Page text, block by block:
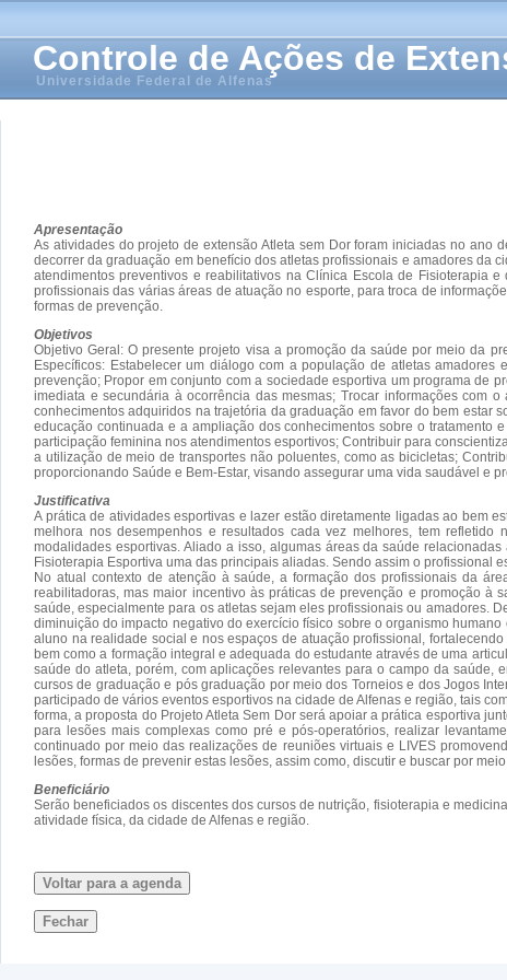
Controle de Ações de
Universidade Federal de Alfenas
Apresentação
As atividades do projeto de extensão Atleta sem Dor foram iniciadas no ano
decorrer da graduação em benefício dos atletas profissionais e amadores da
atendimentos preventivos e reabilitativos na Clínica Escola de Fisioterapia
profissionais das várias áreas de atuação no esporte, para troca de
formas de prevenção.
Objetivos
Objetivo Geral: O presente projeto visa a promoção da saúde por meio da
Específicos: Estabelecer um diálogo com a população de atletas
prevenção; Propor em conjunto com a sociedade esportiva um programa de
imediata e secundária à ocorrência das mesmas; Trocar informações com
conhecimentos adquiridos na trajetória da graduação em favor do bem estar
educação continuada e a ampliação dos conhecimentos sobre o tratamento
participação feminina nos atendimentos esportivos; Contribuir para
a utilização de meio de transportes não poluentes, como as bicicletas;
proporcionando Saúde e Bem-Estar, visando assegurar uma vida saudável e
Justificativa
A prática de atividades esportivas e lazer estão diretamente ligadas ao bem
melhora nos desempenhos e resultados cada vez melhores, tem
modalidades esportivas. Aliado a isso, algumas áreas da saúde
Fisioterapia Esportiva uma das principais aliadas. Sendo assim o profissional
No atual contexto de atenção à saúde, a formação dos profissionais da
reabilitadoras, mas maior incentivo às práticas de prevenção e promoção à
saúde, especialmente para os atletas sejam eles profissionais ou amadores.
diminuição do impacto negativo do exercício físico sobre o organismo
aluno na realidade social e nos espaços de atuação profissional,
bem como a formação integral e adequada do estudante através de uma
saúde do atleta, porém, com aplicações relevantes para o campo da saúde,
cursos de graduação e pós graduação por meio dos Torneios e dos Jogos
participado de vários eventos esportivos na cidade de Alfenas e região, tais
forma, a proposta do Projeto Atleta Sem Dor será apoiar a prática esportiva
para lesões mais complexas como pré e pós-operatórios, realizar
continuado por meio das realizações de reuniões virtuais e LIVES
lesões, formas de prevenir estas lesões, assim como, discutir e buscar por
Beneficiário
Serão beneficiados os discentes dos cursos de nutrição, fisioterapia e
atividade física, da cidade de Alfenas e região.
Voltar para a agenda
Fechar